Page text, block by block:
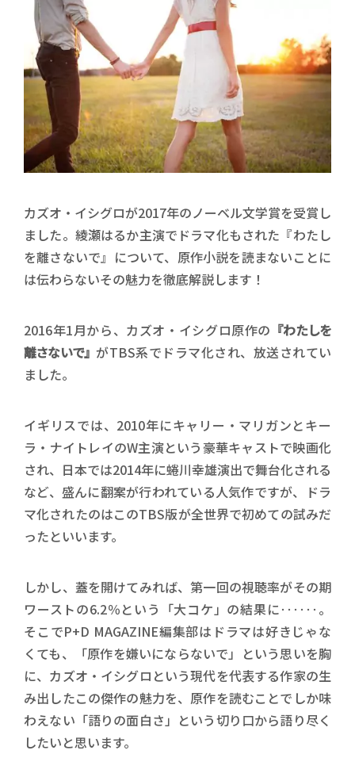
カズオ・イシグロが2017年のノーベル文学賞を受賞し
ました。綾瀬はるか主演でドラマ化もされた『わたし
を離さないで』について、原作小説を読まないことに
は伝わらないその魅力を徹底解説します！
2016年1月から、カズオ・イシグロ原作の 『わたしを
離さないで』がTBS系でドラマ化され、放送されてい
ました。
イギリスでは、2010年にキャリー・マリガンとキー
ラ・ナイトレイのW主演という豪華キャストで映画化
され、日本では2014年に蜷川幸雄演出で舞台化される
など、盛んに翻案が行われている人気作ですが、ドラ
マ化されたのはこのTBS版が全世界で初めての試みだ
ったといいます。
しかし、蓋を開けてみれば、第一回の視聴率がその期
ワーストの6.2％という「大コケ」の結果に‥‥‥。
そこでP+D MAGAZINE編集部はドラマは好きじゃな
くても、「原作を嫌いにならないで」という思いを胸
に、カズオ・イシグロという現代を代表する作家の生
み出したこの傑作の魅力を、原作を読むことでしか味
わえない「語りの面白さ」という切り口から語り尽く
したいと思います。